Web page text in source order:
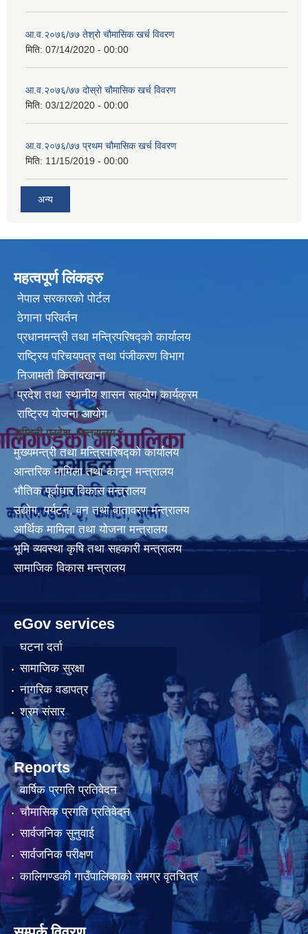
आ.व.२०७६/७७ तेश्रो चौमासिक खर्च विवरण
मिति: 07/14/2020 - 00:00
आ.व.२०७६/७७ दोस्रो चौमासिक खर्च विवरण
मिति: 03/12/2020 - 00:00
आ.व.२०७६/७७ प्रथम चौमासिक खर्च विवरण
मिति: 11/15/2019 - 00:00
अन्य
महत्वपूर्ण लिंकहरु
नेपाल सरकारको पोर्टल
ठेगाना परिवर्तन
प्रधानमन्त्री तथा मन्त्रिपरिषद्को कार्यालय
राष्ट्रिय परिचयपत्र तथा पंजीकरण विभाग
निजामती किताबखाना
प्रदेश तथा स्थानीय शासन सहयोग कार्यक्रम
राष्ट्रिय योजना आयोग
लुम्बिनी प्रदेश मन्त्रालय
मुख्यमन्त्री तथा मन्त्रिपरिषद्को कार्यालय
आन्तरिक मामिला तथा कानून मन्त्रालय
भौतिक पूर्वाधार विकास मन्त्रालय
उद्योग, पर्यटन, वन तथा वातावरण मन्त्रालय
आर्थिक मामिला तथा योजना मन्त्रालय
भूमि व्यवस्था कृषि तथा सहकारी मन्त्रालय
सामाजिक विकास मन्त्रालय
eGov services
घटना दर्ता
सामाजिक सुरक्षा
नागरिक वडापत्र
श्रम संसार
Reports
वार्षिक प्रगति प्रतिवेदन
चौमासिक प्रगति प्रतिवेदन
सार्वजनिक सुनुवाई
सार्वजनिक परीक्षण
कालिगण्डकी गाउँपालिकाको समग्र वृतचित्र